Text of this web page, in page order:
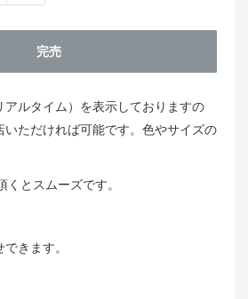
完売
アルタイム）を表示しておりますの
いただければ可能です。色やサイズの
くとスムーズです。
きます。